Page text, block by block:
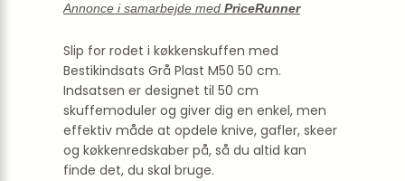
Annonce i samarbejde med PriceRunner
Slip for rodet i køkkenskuffen med
Bestikindsats Grå Plast M50 50 cm.
Indsatsen er designet til 50 cm
skuffemoduler og giver dig en enkel, men
effektiv måde at opdele knive, gafler, skeer
og køkkenredskaber på, så du altid kan
finde det, du skal bruge.